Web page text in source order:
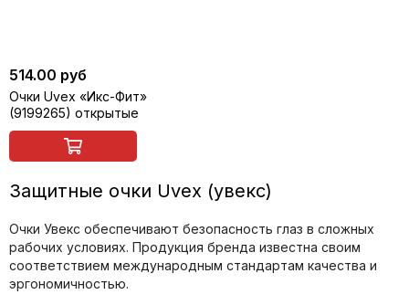
514.00 руб
Очки Uvex «Икс-Фит»
(9199265) открытые
Защитные очки Uvex (увекс)
Очки Увекс обеспечивают безопасность глаз в сложных
рабочих условиях. Продукция бренда известна своим
соответствием международным стандартам качества и
эргономичностью.